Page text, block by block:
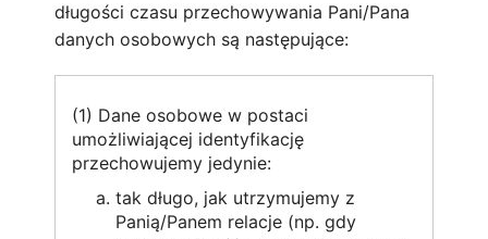
długości czasu przechowywania Pani/Pana
danych osobowych są następujące:
(1) Dane osobowe w postaci
umożliwiającej identyfikację
przechowujemy jedynie:
tak długo, jak utrzymujemy z
Panią/Panem relacje (np. gdy